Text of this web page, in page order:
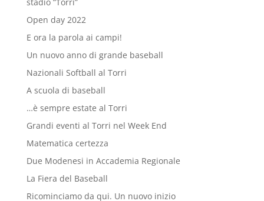
Open day 2022
E ora la parola ai campi!
Un nuovo anno di grande baseball
Nazionali Softball al Torri
A scuola di baseball
…è sempre estate al Torri
Grandi eventi al Torri nel Week End
Matematica certezza
Due Modenesi in Accademia Regionale
La Fiera del Baseball
Ricominciamo da qui. Un nuovo inizio